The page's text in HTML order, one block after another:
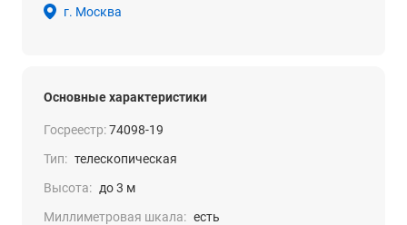
г. Москва
Основные характеристики
Госреестр:74098-19
Тип: телескопическая
Высота: до 3 м
Миллиметровая шкала: есть